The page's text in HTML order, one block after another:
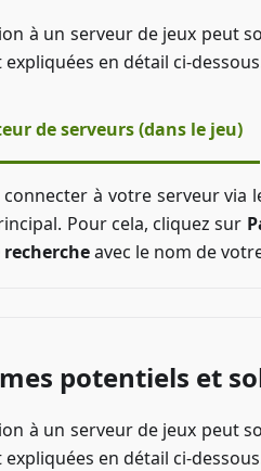
à un serveur de jeux peut
en détail ci-
de serveurs (dans le jeu)
connecter à votre serveur via
Pour cela, cliquez sur
avec le nom de
potentiels et
à un serveur de jeux peut
en détail ci-